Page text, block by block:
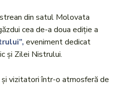
din satul Molovata
cea de-a doua ediție a
eveniment dedicat
și Zilei Nistrului.
vizitatori într-o atmosferă de